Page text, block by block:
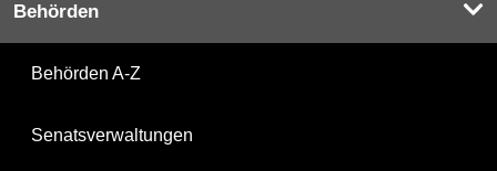
Behörden
Behörden A-Z
Senatsverwaltungen